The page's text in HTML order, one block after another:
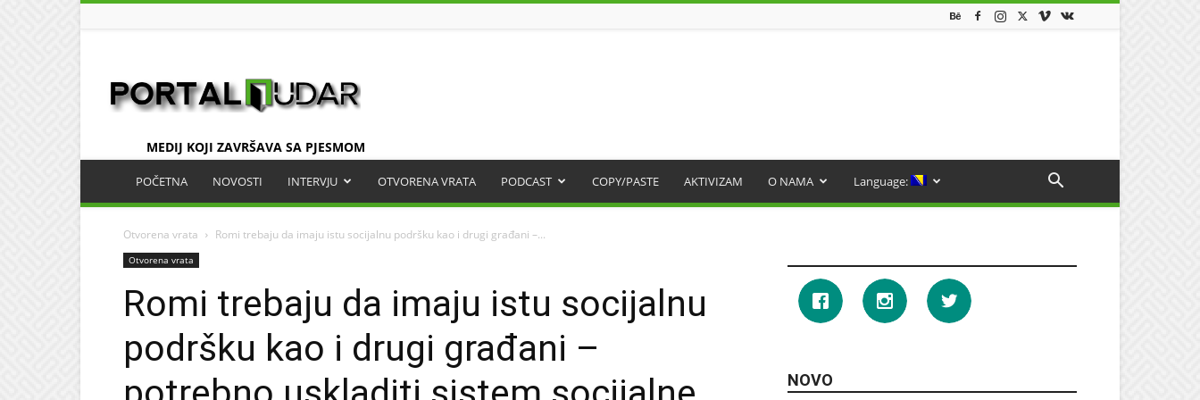
MEDIJ KOJI ZAVRŠAVA SA PJESMOM
POČETNA NOVOSTI INTERVJU OTVORENA VRATA PODCAST COPY/PASTE AKTIVIZAM O NAMA Language:
Otvorena vrata Romi trebaju da imaju istu socijalnu podršku kao i drugi građani –...
Otvorena vrata
Romi trebaju da imaju istu socijalnu
podršku kao i drugi građani –
NOVO